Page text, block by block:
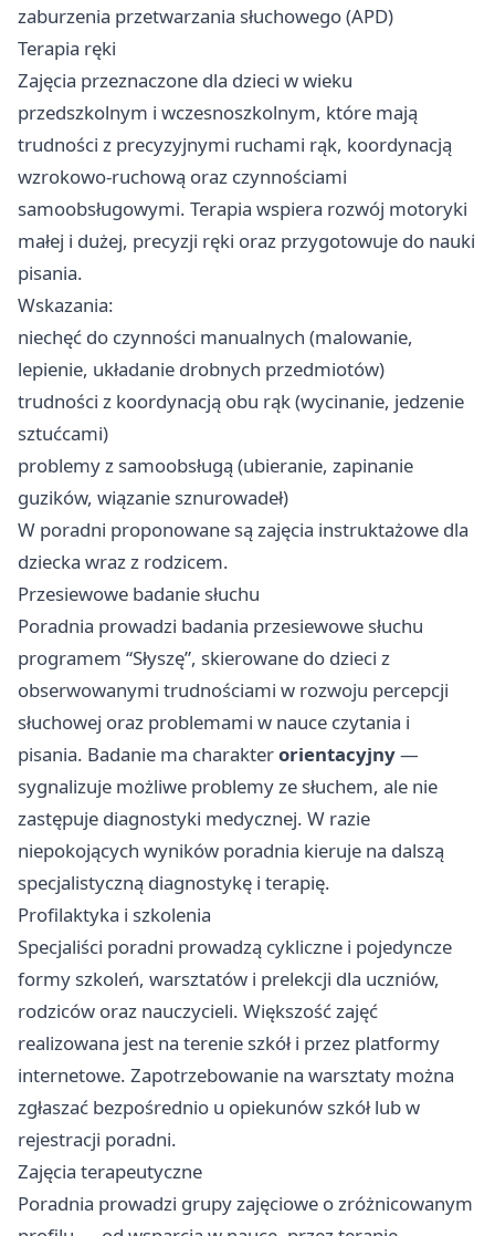
zaburzenia przetwarzania słuchowego (APD)
Terapia ręki
Zajęcia przeznaczone dla dzieci w wieku
przedszkolnym i wczesnoszkolnym, które mają
trudności z precyzyjnymi ruchami rąk, koordynacją
wzrokowo-ruchową oraz czynnościami
samoobsługowymi. Terapia wspiera rozwój motoryki
małej i dużej, precyzji ręki oraz przygotowuje do nauki
pisania.
Wskazania:
niechęć do czynności manualnych (malowanie,
lepienie, układanie drobnych przedmiotów)
trudności z koordynacją obu rąk (wycinanie, jedzenie
sztućcami)
problemy z samoobsługą (ubieranie, zapinanie
guzików, wiązanie sznurowadeł)
W poradni proponowane są zajęcia instruktażowe dla
dziecka wraz z rodzicem.
Przesiewowe badanie słuchu
Poradnia prowadzi badania przesiewowe słuchu
programem “Słyszę”, skierowane do dzieci z
obserwowanymi trudnościami w rozwoju percepcji
słuchowej oraz problemami w nauce czytania i
pisania. Badanie ma charakterorientacyjny—
sygnalizuje możliwe problemy ze słuchem, ale nie
zastępuje diagnostyki medycznej. W razie
niepokojących wyników poradnia kieruje na dalszą
specjalistyczną diagnostykę i terapię.
Profilaktyka i szkolenia
Specjaliści poradni prowadzą cykliczne i pojedyncze
formy szkoleń, warsztatów i prelekcji dla uczniów,
rodziców oraz nauczycieli. Większość zajęć
realizowana jest na terenie szkół i przez platformy
internetowe. Zapotrzebowanie na warsztaty można
zgłaszać bezpośrednio u opiekunów szkół lub w
rejestracji poradni.
Zajęcia terapeutyczne
Poradnia prowadzi grupy zajęciowe o zróżnicowanym